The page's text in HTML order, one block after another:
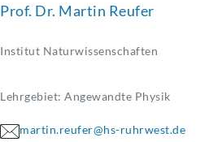
Prof. Dr. Martin Reufer
Institut Naturwissenschaften
Lehrgebiet: Angewandte Physik
martin.reufer@hs-ruhrwest.de